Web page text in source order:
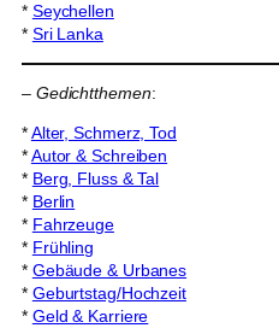
* Seychellen
* Sri Lanka
– Gedichtthemen:
*Alter, Schmerz, Tod
*Autor & Schreiben
* Berg, Fluss & Tal
* Berlin
* Fahrzeuge
* Frühling
* Gebäude & Urbanes
* Geburtstag/Hochzeit
* Geld & Karriere